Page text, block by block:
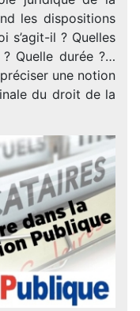
les dispositions
s’agit-il ? Quelles
Quelle durée ?…
une notion
du droit de la